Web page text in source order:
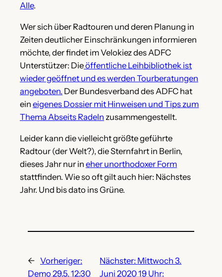
Alle.
Wer sich über Radtouren und deren Planung in
Zeiten deutlicher Einschränkungen informieren
möchte, der findet im Velokiez des ADFC
Unterstützer: Dieöffentliche Leihbibliothek ist
wieder geöffnet und es werden Tourberatungen
angeboten. Der Bundesverband des ADFC hat
ein eigenes Dossier mit Hinweisen und Tips zum
Thema Abseits Radeln zusammengestellt.
Leider kann die vielleicht größte geführte
Radtour (der Welt?), die Sternfahrt in Berlin,
dieses Jahr nur in eher unorthodoxer Form
stattfinden. Wie so oft gilt auch hier: Nächstes
Jahr. Und bis dato ins Grüne.
← Vorheriger:
Demo 29.5. 12:30
Nächster: Mittwoch 3.
Juni 2020 19 Uhr: